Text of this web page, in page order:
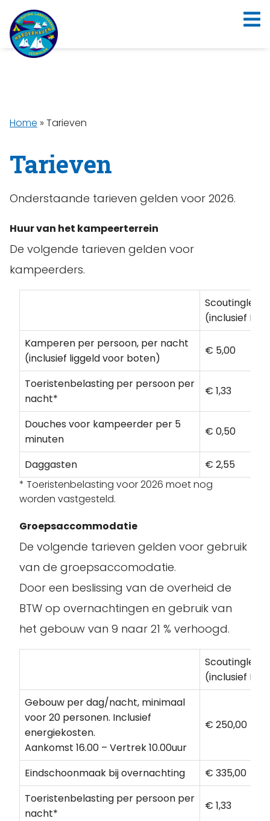
Home » Tarieven
Tarieven
Onderstaande tarieven gelden voor 2026.
Huur van het kampeerterrein
De volgende tarieven gelden voor
kampeerders.
(inclusief
Kamperen per persoon, per nacht
(inclusief liggeld voor boten)
€ 5,00
Toeristenbelasting per persoon per
nacht*
€ 1,33
Douches voor kampeerder per 5
minuten
€ 0,50
Daggasten
€ 2,55
* Toeristenbelasting voor 2026 moet nog
worden vastgesteld.
Groepsaccommodatie
De volgende tarieven gelden voor gebruik
van de groepsaccomodatie.
Door een beslissing van de overheid de
BTW op overnachtingen en gebruik van
het gebouw van 9 naar 21 % verhoogd.
(inclusief
Gebouw per dag/nacht, minimaal
voor 20 personen. Inclusief
energiekosten.
Aankomst 16.00 – Vertrek 10.00uur
€ 250,00
Eindschoonmaak bij overnachting
€ 335,00
Toeristenbelasting per persoon per
nacht*
€ 1,33